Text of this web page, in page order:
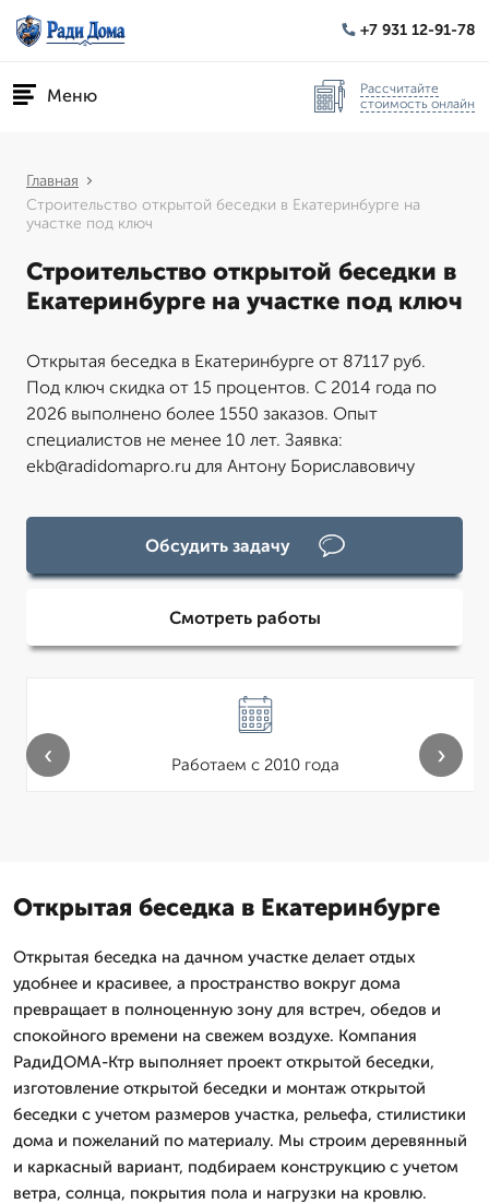
+7 931 12-91-78
Меню
Рассчитайте
стоимость онлайн
Главная
Строительство открытой беседки в Екатеринбурге на
участке под ключ
Строительство открытой беседки в
Екатеринбурге на участке под ключ
Открытая беседка в Екатеринбурге от 87117 руб.
Под ключ скидка от 15 процентов. С 2014 года по
2026 выполнено более 1550 заказов. Опыт
специалистов не менее 10 лет. Заявка:
ekb@radidomapro.ru для Антону Бориславовичу
Обсудить задачу
Смотреть работы
Работаем с 2010 года
‹ ›
Открытая беседка в Екатеринбурге
Открытая беседка на дачном участке делает отдых
удобнее и красивее, а пространство вокруг дома
превращает в полноценную зону для встреч, обедов и
спокойного времени на свежем воздухе. Компания
РадиДОМА-Ктр выполняет проект открытой беседки,
изготовление открытой беседки и монтаж открытой
беседки с учетом размеров участка, рельефа, стилистики
дома и пожеланий по материалу. Мы строим деревянный
и каркасный вариант, подбираем конструкцию с учетом
ветра, солнца, покрытия пола и нагрузки на кровлю.